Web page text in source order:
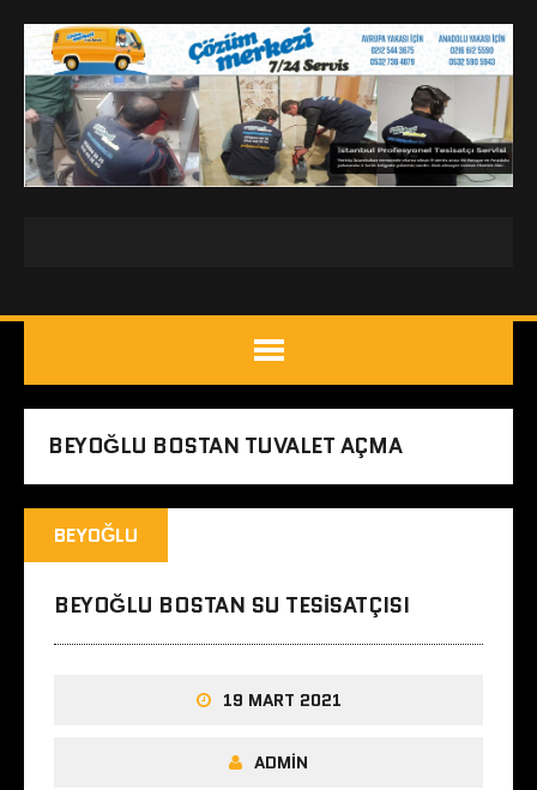
BEYOĞLU BOSTAN TUVALET AÇMA
BEYOĞLU
BEYOĞLU BOSTAN SU TESISATÇISI
19 MART 2021
ADMIN